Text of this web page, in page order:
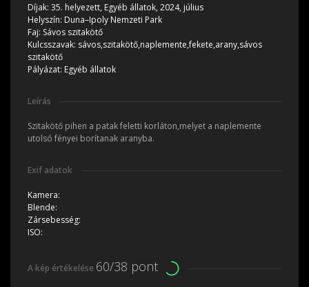
Díjak: 35. helyezett, Egyéb állatok, 2024, július
Helyszín: Duna–Ipoly Nemzeti Park
Faj: Sávos szitakötő
Kulcsszavak: sávos,szitakötő,naplemente,fekete,arany,sávos
szitakötő
Pályázat: Egyéb állatok
Leírás
Szitakötő pihen a patak feletti korláton,melyet a naplemente
utolsó fényei borítanak aranyba.
Exif adatok
Kamera:
Blende:
Zársebesség:
ISO:
A kép értékelése 60/38 pont